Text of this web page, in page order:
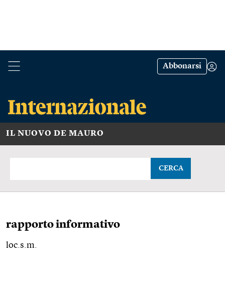
Abbonarsi
IL NUOVO DE MAURO
CERCA
rapporto informativo
loc.s.m.